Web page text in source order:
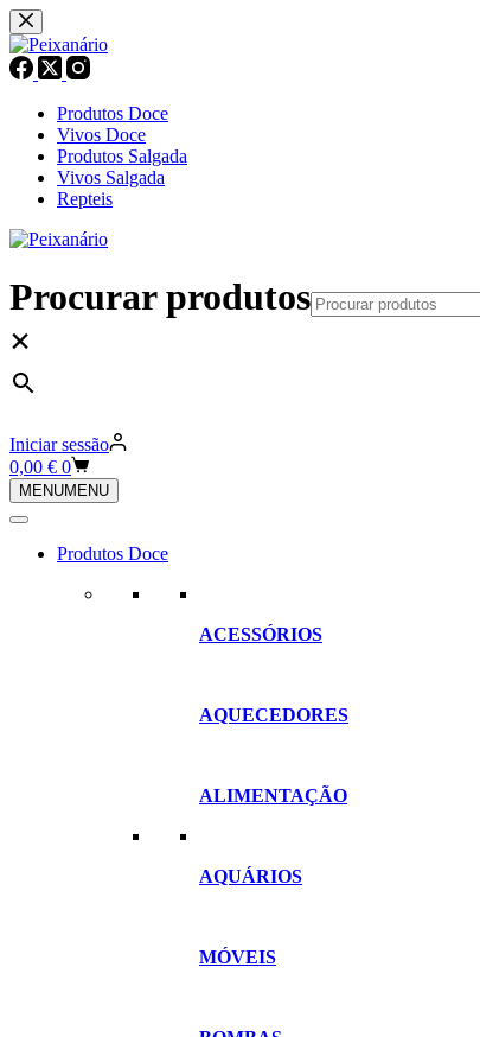
Pular
para
o
conteúdo
Produtos Doce
Vivos Doce
Produtos Salgada
Vivos Salgada
Repteis
Procurar produtos
×
Iniciar sessão
Carrinho
de
compras
0,00 € 0
MENUMENU
Produtos Doce
ACESSÓRIOS
AQUECEDORES
ALIMENTAÇÃO
AQUÁRIOS
MÓVEIS